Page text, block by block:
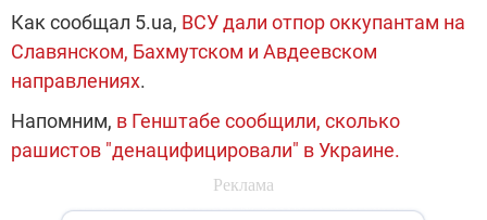
Как сообщал 5.ua, ВСУ дали отпор оккупантам на
Славянском, Бахмутском и Авдеевском
направлениях.
Напомним, в Генштабе сообщили, сколько
рашистов "денацифицировали" в Украине.